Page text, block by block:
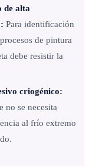
de alta
Para identificación
de pintura
debe resistir la
criogénico:
no se necesita
al frío extremo